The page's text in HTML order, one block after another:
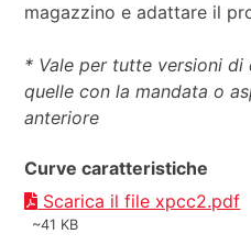
magazzino e adattare il
* Vale per tutte versioni di
quelle con la mandata o
anteriore
Curve caratteristiche
Scarica il file xpcc2.pdf
~41 KB